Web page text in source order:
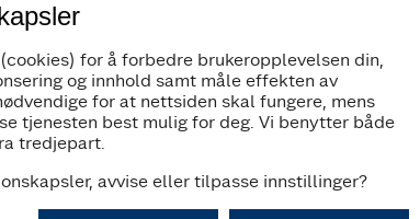
ripsgelé med smak av
for å forbedre brukeropplevelsen din,
og innhold samt måle effekten av
for at nettsiden skal fungere, mens
tjenesten best mulig for deg. Vi benytter både
tredjepart.
avvise eller tilpasse innstillinger?